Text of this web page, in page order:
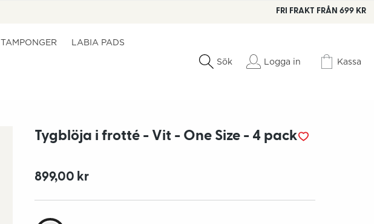
FRI FRAKT FRÅN 699 KR
TAMPONGER LABIA PADS
Sök Logga in Kassa
Tygblöja i frotté - Vit - One Size - 4 pack
899,00 kr